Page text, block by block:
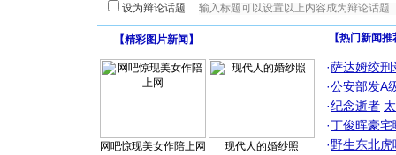
设为辩论话题
【精彩图片新闻 】
网吧惊现美女作陪上网 现代人的婚纱照
【热门新闻
·萨达姆绞刑
·公安部发A
·纪念逝者
·丁俊晖豪
·野生东北